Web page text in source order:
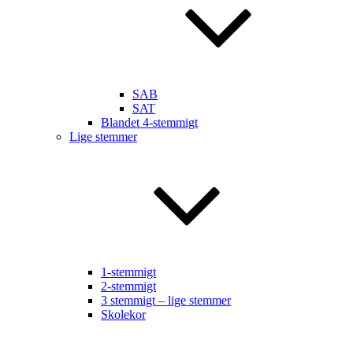
SAB
SAT
Blandet 4-stemmigt
Lige stemmer
1-stemmigt
2-stemmigt
3 stemmigt – lige stemmer
Skolekor